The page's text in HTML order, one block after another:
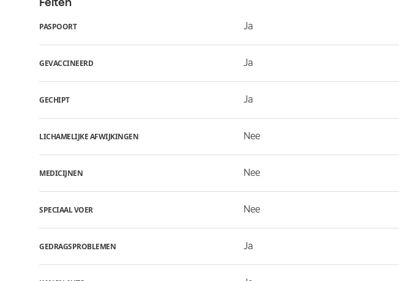
PASPOORT Ja
GEVACCINEERD Ja
GECHIPT Ja
LICHAMELIJKE AFWIJKINGEN Nee
MEDICIJNEN Nee
SPECIAAL VOER Nee
GEDRAGSPROBLEMEN Ja